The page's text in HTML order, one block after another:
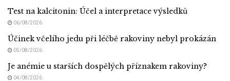
Test na kalcitonin: Účel a interpretace výsledků
06/08/2026
Účinek včelího jedu při léčbě rakoviny nebyl prokázán
05/08/2026
Je anémie u starších dospělých příznakem rakoviny?
04/08/2026